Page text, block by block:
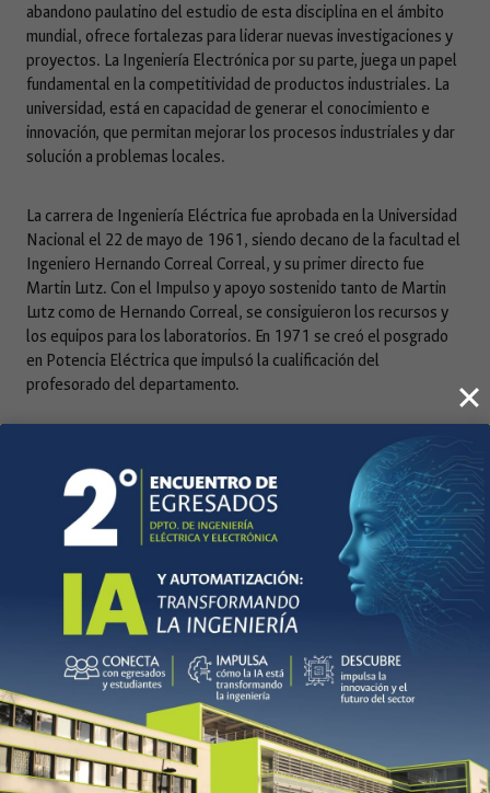
abandono paulatino del estudio de esta disciplina en el ámbito
mundial, ofrece fortalezas para liderar nuevas investigaciones y
proyectos. La Ingeniería Electrónica por su parte, juega un papel
fundamental en la competitividad de productos industriales. La
universidad, está en capacidad de generar el conocimiento e
innovación, que permitan mejorar los procesos industriales y dar
solución a problemas locales.
La carrera de Ingeniería Eléctrica fue aprobada en la Universidad
Nacional el 22 de mayo de 1961, siendo decano de la facultad el
Ingeniero Hernando Correal Correal, y su primer directo fue
Martin Lutz. Con el Impulso y apoyo sostenido tanto de Martin
Lutz como de Hernando Correal, se consiguieron los recursos y
los equipos para los laboratorios. En 1971 se creó el posgrado
en Potencia Eléctrica que impulsó la cualificación del
profesorado del departamento.
En 1982 se crean los primeros grupos de investigación. En 1994
el ingeniero Gabriel Sánchez, profesor por muchos años del
departamento y en ese momento gerente de la Empresa de
Energía de Bogotá, realizó un contrato con la UN para instalar los
equipos del Laboratorio de Alta Tensión en predios de la
Universidad; al capitalizarse la EEM, en 1997, la empresa donó
equipos, dando origen a la creación del Laboratorio de Ensayos
eléctricos que hoy se conoce como LABE.
Misión y Visión
Funciones